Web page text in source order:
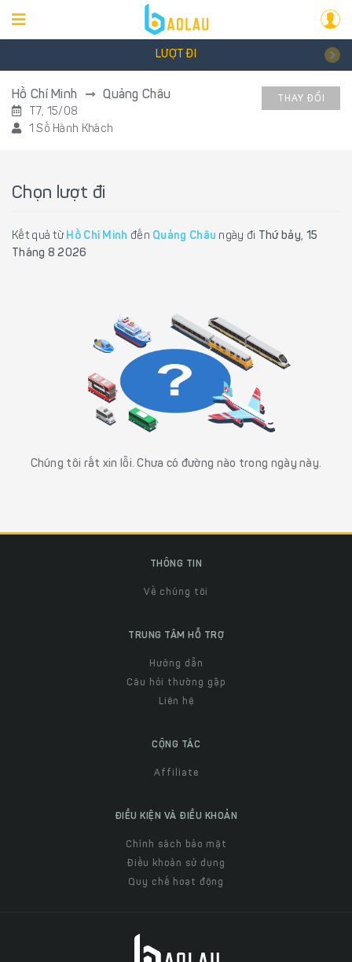
LƯỢT ĐI
Hồ Chí Minh Quảng Châu
T7, 15/08
1 Số Hành Khách
THAY ĐỔI
Chọn lượt đi
Kết quả từ Hồ Chí Minh đến Quảng Châu ngày đi Thứ bảy, 15
Tháng 8 2026
Chúng tôi rất xin lỗi. Chưa có đường nào trong ngày này.
THÔNG TIN
Về chúng tôi
TRUNG TÂM HỖ TRỢ
Hướng dẫn
Câu hỏi thường gặp
Liên hệ
CỘNG TÁC
Affiliate
ĐIỀU KIỆN VÀ ĐIỀU KHOẢN
Chính sách bảo mật
Điều khoản sử dụng
Quy chế hoạt động